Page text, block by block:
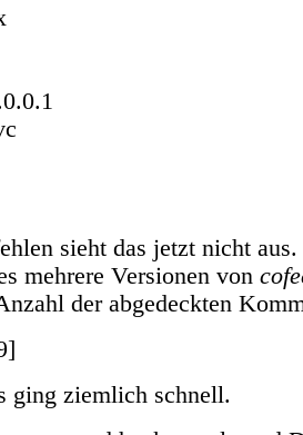
sieht das jetzt nicht
mehrere Versionen von
der abgedeckten
ging ziemlich schnell.